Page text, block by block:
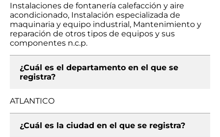
Instalaciones de fontanería calefacción y aire
acondicionado, Instalación especializada de
maquinaria y equipo industrial, Mantenimiento y
reparación de otros tipos de equipos y sus
componentes n.c.p.
¿Cuál es el departamento en el que se
registra?
ATLANTICO
¿Cuál es la ciudad en el que se registra?